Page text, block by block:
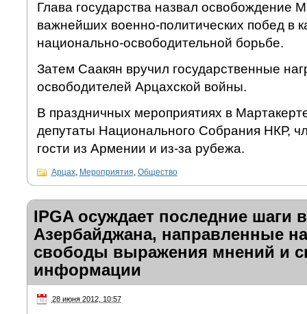
Глава государства назвал освобождение
важнейших военно-политических побед в
национально-освободительной борьбе.
Затем Саакян вручил государственные
освободителей Арцахской войны.
В праздничных мероприятиях в
депутаты Национального Собрания НКР,
гости из Армении и из-за рубежа.
Арцах, Мероприятия, Общество
IPGA осуждает последние шаги
Азербайджана, направленные
свободы выражения мнений и
информации
28 июня 2012, 10:57